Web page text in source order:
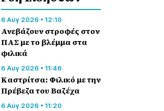
6 Αύγ 2026 • 12:10
Ανεβάζουν στροφές στον
ΠΑΣ με το βλέμμα στα
φιλικά
6 Αύγ 2026 • 11:46
Καστρίτσα: Φιλικό με την
Πρέβεζα του Βαζέχα
6 Αύγ 2026 • 11:20